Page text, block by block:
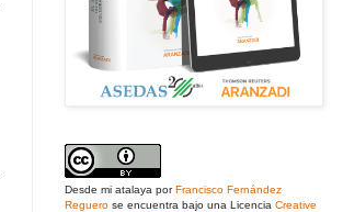
Desde mi atalaya porFrancisco Fernández
Reguero se encuentra bajo una Licencia Creative